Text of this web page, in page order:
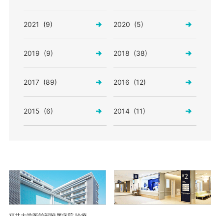
2021 (9) 2020 (5)
2019 (9) 2018 (38)
2017 (89) 2016 (12)
2015 (6) 2014 (11)